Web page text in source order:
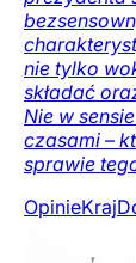
nie tylko
składać
Nie w
czasami –
sprawie
OpinieKraj